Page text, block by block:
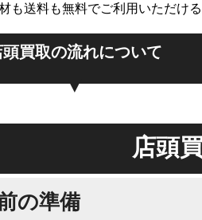
も送料も無料でご利用いただけ
頭買取の流れについて
店頭
の準備